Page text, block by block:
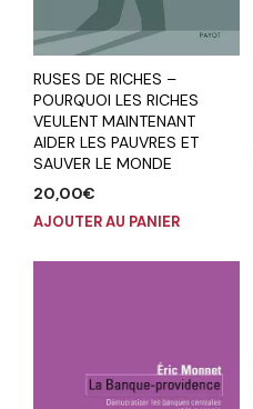
RUSES DE RICHES –
POURQUOI LES RICHES
VEULENT MAINTENANT
AIDER LES PAUVRES ET
SAUVER LE MONDE
20,00€
AJOUTER AU PANIER